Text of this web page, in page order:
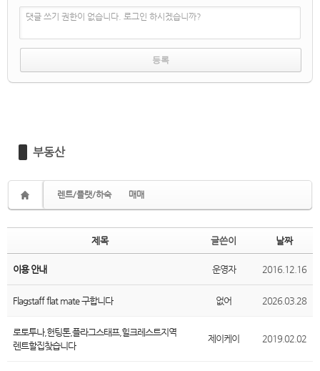
댓글 쓰기 권한이 없습니다. 로그인 하시겠습니까?
부동산
렌트/플랫/하숙 매매
제목 글쓴이 날짜
이용 안내 운영자 2016.12.16
Flagstaff flat mate 구합니다 없어 2026.03.28
로토투나,헌팅톤,플라그스태프,힐크레스트지역
렌트할집찾습니다
제이케이 2019.02.02